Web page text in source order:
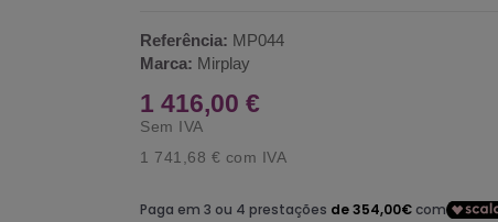
Referência: MP044
Marca: Mirplay
1 416,00 €
Sem IVA
1 741,68 € com IVA